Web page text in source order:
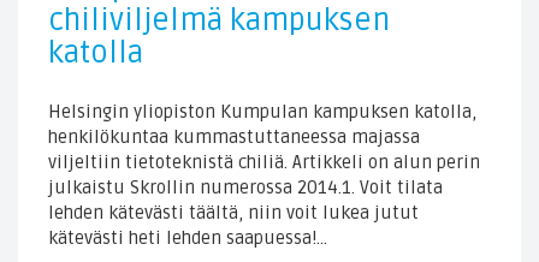
chiliviljelmä kampuksen
katolla
Helsingin yliopiston Kumpulan kampuksen katolla,
henkilökuntaa kummastuttaneessa majassa
viljeltiin tietoteknistä chiliä. Artikkeli on alun perin
julkaistu Skrollin numerossa 2014.1. Voit tilata
lehden kätevästi täältä, niin voit lukea jutut
kätevästi heti lehden saapuessa!…